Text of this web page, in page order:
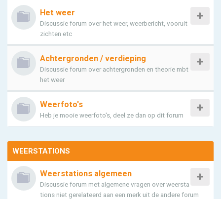
Het weer
Discussie forum over het weer, weerbericht, vooruit
zichten etc
Achtergronden / verdieping
Discussie forum over achtergronden en theorie mbt
het weer
Weerfoto's
Heb je mooie weerfoto's, deel ze dan op dit forum
WEERSTATIONS
Weerstations algemeen
Discussie forum met algemene vragen over weersta
tions niet gerelateerd aan een merk uit de andere forum